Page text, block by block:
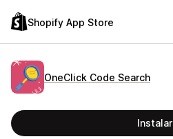
Shopify App Store
OneClick Code Search
Instalar